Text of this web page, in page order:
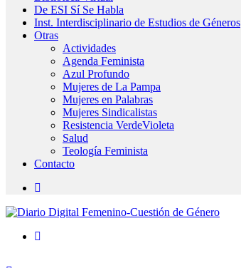
De ESI Sí Se Habla
Inst. Interdisciplinario de Estudios de Géneros
Otras
Actividades
Agenda Feminista
Azul Profundo
Mujeres de La Pampa
Mujeres en Palabras
Mujeres Sindicalistas
Resistencia VerdeVioleta
Salud
Teología Feminista
Contacto